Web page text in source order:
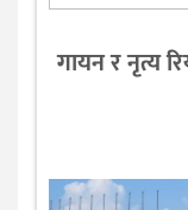
गायन र नृत्य